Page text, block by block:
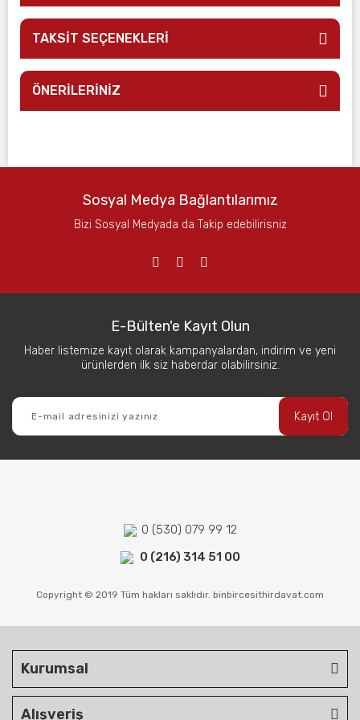
TAKSİT SEÇENEKLERİ
ÖNERİLERİNİZ
Sosyal Medya Bağlantılarımız
Bizi Sosyal Medyada da Takip edebilirisniz
E-Bülten'e Kayıt Olun
Haber listemize kayıt olarak kampanyalardan, indirim ve yeni
ürünlerden ilk siz haberdar olabilirsiniz.
Kayıt Ol
0 (530) 079 99 12
0 (216) 314 51 00
Copyright © 2019 Tüm hakları saklıdır. binbircesithirdavat.com
Kurumsal
Alışveriş